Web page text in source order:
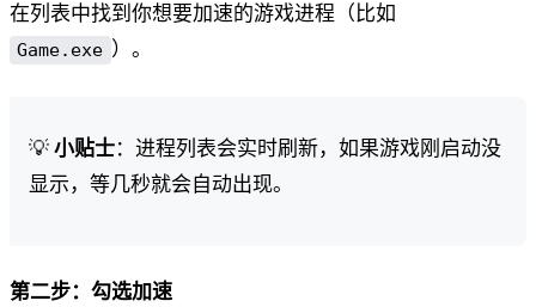
在列表中找到你想要加速的游戏进程（比如
Game.exe ）。
💡 小贴士：进程列表会实时刷新，如果游戏刚启动没
显示，等几秒就会自动出现。
第二步：勾选加速